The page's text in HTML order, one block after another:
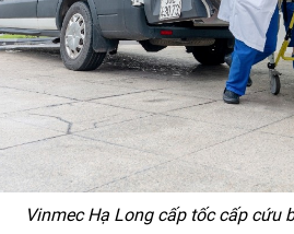
Vinmec Hạ Long cấp tốc cấp cứu